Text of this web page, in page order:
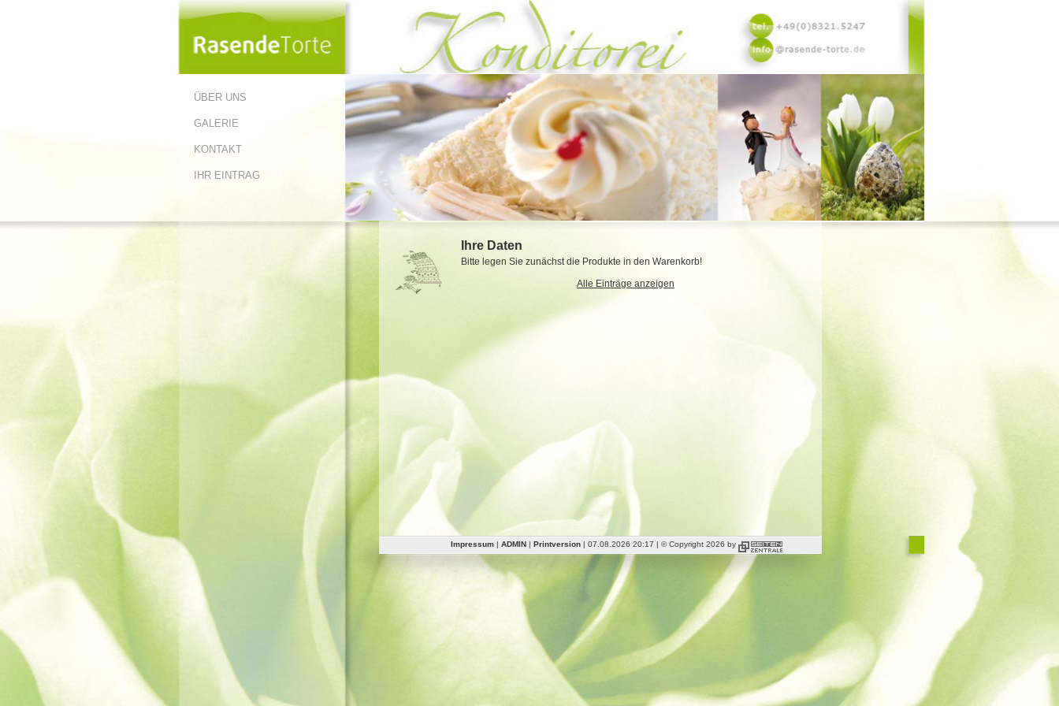
ÜBER UNS
GALERIE
KONTAKT
IHR EINTRAG
Ihre Daten
Bitte legen Sie zunächst die Produkte in den Warenkorb!
Alle Einträge anzeigen
Impressum | ADMIN | Printversion | 07.08.2026 20:17 | © Copyright 2026 by